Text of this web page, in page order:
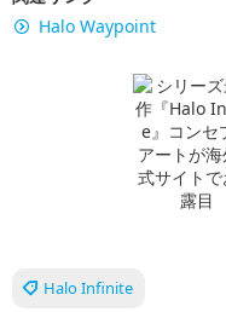
Halo Waypoint
Halo Infinite